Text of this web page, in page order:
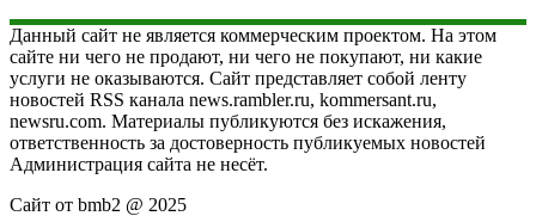
Данный сайт не является коммерческим проектом. На этом
сайте ни чего не продают, ни чего не покупают, ни какие
услуги не оказываются. Сайт представляет собой ленту
новостей RSS канала news.rambler.ru, kommersant.ru,
newsru.com. Материалы публикуются без искажения,
ответственность за достоверность публикуемых новостей
Администрация сайта не несёт.
Сайт от bmb2 @ 2025